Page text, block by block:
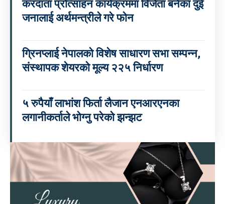
करदाता प्रोत्साहन कार्यक्रममा विजेता बनेका दुई
जनालाई अर्थमन्त्रीले गरे फोन
ग्रिनप्लाई नेपालको विशेष साधारण सभा सम्पन्न,
संस्थापक शेयरको मूल्य २२५ निर्धारण
५ रुपैयाँ लाभांश फिर्ता लैजान एनआरएनका
लगानीकर्ताले भोग्नु परेको झन्झट